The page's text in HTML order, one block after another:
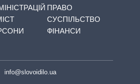
ПРАВО
СУСПІЛЬСТВО
ФІНАНСИ
info@slovoidilo.ua